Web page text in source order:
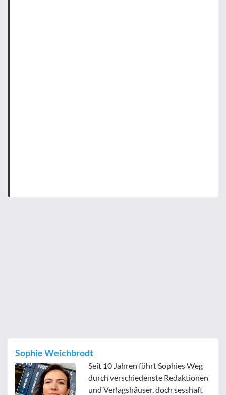
Sophie Weichbrodt
Seit 10 Jahren führt Sophies Weg
durch verschiedenste Redaktionen
und Verlagshäuser, doch sesshaft